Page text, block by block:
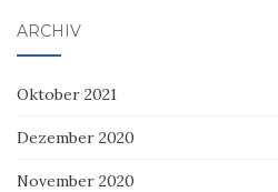
ARCHIV
Oktober 2021
Dezember 2020
November 2020